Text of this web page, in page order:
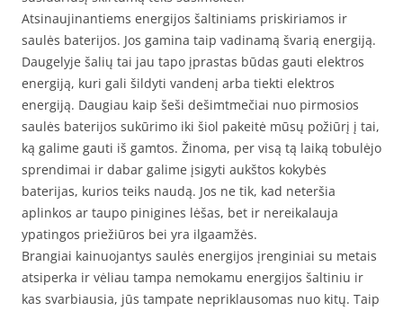
Atsinaujinantiems energijos šaltiniams priskiriamos ir
saulės baterijos. Jos gamina taip vadinamą švarią energiją.
Daugelyje šalių tai jau tapo įprastas būdas gauti elektros
energiją, kuri gali šildyti vandenį arba tiekti elektros
energiją. Daugiau kaip šeši dešimtmečiai nuo pirmosios
saulės baterijos sukūrimo iki šiol pakeitė mūsų požiūrį į tai,
ką galime gauti iš gamtos. Žinoma, per visą tą laiką tobulėjo
sprendimai ir dabar galime įsigyti aukštos kokybės
baterijas, kurios teiks naudą. Jos ne tik, kad neteršia
aplinkos ar taupo pinigines lėšas, bet ir nereikalauja
ypatingos priežiūros bei yra ilgaamžės.
Brangiai kainuojantys saulės energijos įrenginiai su metais
atsiperka ir vėliau tampa nemokamu energijos šaltiniu ir
kas svarbiausia, jūs tampate nepriklausomas nuo kitų. Taip